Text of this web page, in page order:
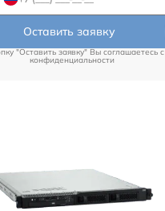
Оставить заявку
"Оставить заявку" Вы соглашаетесь c
конфиденциальности